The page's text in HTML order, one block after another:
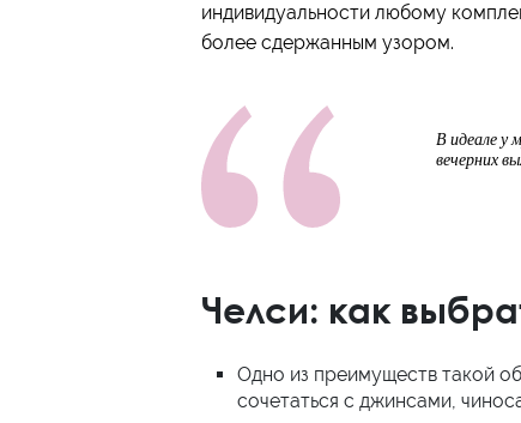
индивидуальности любому
более сдержанным узором.
В идеале у
вечерних
Челси: как
Одно из преимуществ такой
сочетаться с джинсами,